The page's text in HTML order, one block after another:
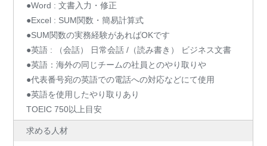
●Word : 文書入力・修正
●Excel : SUM関数・簡易計算式
●SUM関数の実務経験があればOKです
●英語 : （会話） 日常会話 /（読み書き） ビジネス文書
●英語：海外の同じチームの社員とのやり取りや
●代表番号宛の英語での電話への対応などにて使用
●英語を使用したやり取りあり
TOEIC 750以上目安
求める人材